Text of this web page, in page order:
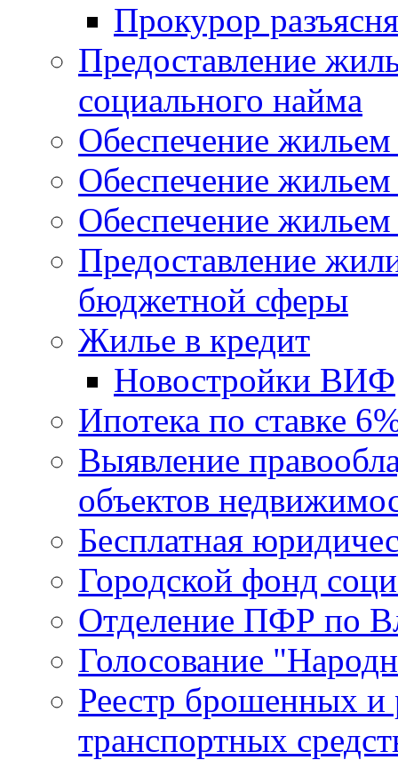
Прокурор
Предоставление
социального найма
Обеспечение
Обеспечение
Обеспечение жильем
Предоставление
бюджетной сферы
Жилье в кредит
Новостройки ВИФ
Ипотека по ставке
Выявление
объектов
Бесплатная
Городской фонд
Отделение ПФР по
Голосование
Реестр брошенных и
транспортных